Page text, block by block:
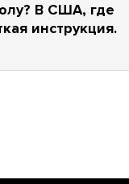
В США, где
инструкция.